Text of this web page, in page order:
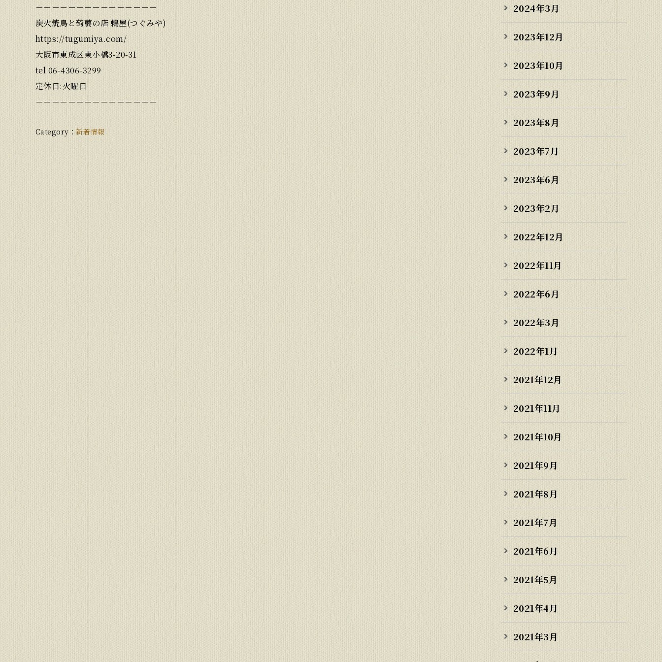
－－－－－－－－－－－－－－－
炭火焼鳥と蒟蒻の店 鶫屋(つぐみや)
https://tugumiya.com/
大阪市東成区東小橋3-20-31
tel 06-4306-3299
定休日:火曜日
－－－－－－－－－－－－－－－
新着情報
2024年3月
2023年12月
2023年10月
2023年9月
2023年8月
2023年7月
2023年6月
2023年2月
2022年12月
2022年11月
2022年6月
2022年3月
2022年1月
2021年12月
2021年11月
2021年10月
2021年9月
2021年8月
2021年7月
2021年6月
2021年5月
2021年4月
2021年3月